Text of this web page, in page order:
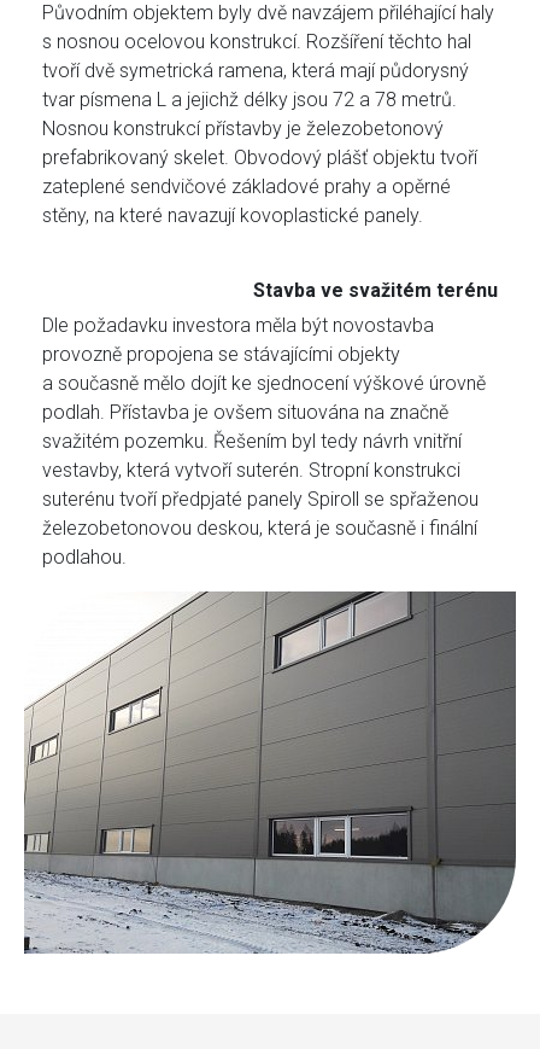
Původním objektem byly dvě navzájem přiléhající haly
s nosnou ocelovou konstrukcí. Rozšíření těchto hal
tvoří dvě symetrická ramena, která mají půdorysný
tvar písmena L a jejichž délky jsou 72 a 78 metrů.
Nosnou konstrukcí přístavby je železobetonový
prefabrikovaný skelet. Obvodový plášť objektu tvoří
zateplené sendvičové základové prahy a opěrné
stěny, na které navazují kovoplastické panely.
Stavba ve svažitém terénu
Dle požadavku investora měla být novostavba
provozně propojena se stávajícími objekty
a současně mělo dojít ke sjednocení výškové úrovně
podlah. Přístavba je ovšem situována na značně
svažitém pozemku. Řešením byl tedy návrh vnitřní
vestavby, která vytvoří suterén. Stropní konstrukci
suterénu tvoří předpjaté panely Spiroll se spřaženou
železobetonovou deskou, která je současně i finální
podlahou.